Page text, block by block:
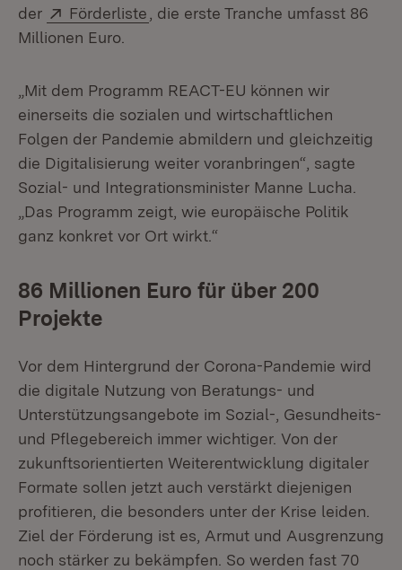
der
Extern:
Förderliste (Öffnet in neuem Fenster)
, die erste Tranche umfasst 86
Millionen Euro.
„Mit dem Programm REACT-EU können wir
einerseits die sozialen und wirtschaftlichen
Folgen der Pandemie abmildern und gleichzeitig
die Digitalisierung weiter voranbringen“, sagte
Sozial- und Integrationsminister Manne Lucha.
„Das Programm zeigt, wie europäische Politik
ganz konkret vor Ort wirkt.“
86 Millionen Euro für über 200
Projekte
Vor dem Hintergrund der Corona-Pandemie wird
die digitale Nutzung von Beratungs- und
Unterstützungsangebote im Sozial-, Gesundheits-
und Pflegebereich immer wichtiger. Von der
zukunftsorientierten Weiterentwicklung digitaler
Formate sollen jetzt auch verstärkt diejenigen
profitieren, die besonders unter der Krise leiden.
Ziel der Förderung ist es, Armut und Ausgrenzung
noch stärker zu bekämpfen. So werden fast 70